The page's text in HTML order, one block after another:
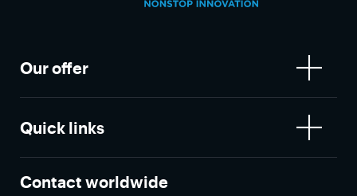
Our offer
Quick links
Contact worldwide